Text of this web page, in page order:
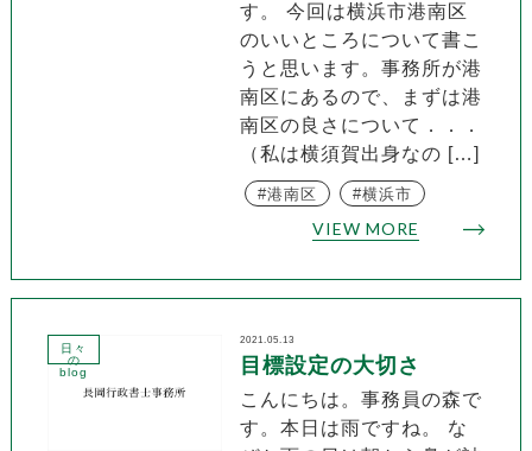
す。 今回は横浜市港南区
のいいところについて書こ
うと思います。事務所が港
南区にあるので、まずは港
南区の良さについて．．．
（私は横須賀出身なの […]
港南区 横浜市
VIEW MORE
日々
の
blog
2021.05.13
目標設定の大切さ
こんにちは。事務員の森で
す。本日は雨ですね。 な